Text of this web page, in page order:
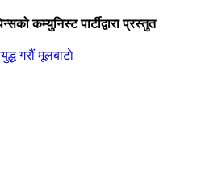
कम्युनिस्ट पार्टीद्वारा प्रस्तुत
मूलबाटाे